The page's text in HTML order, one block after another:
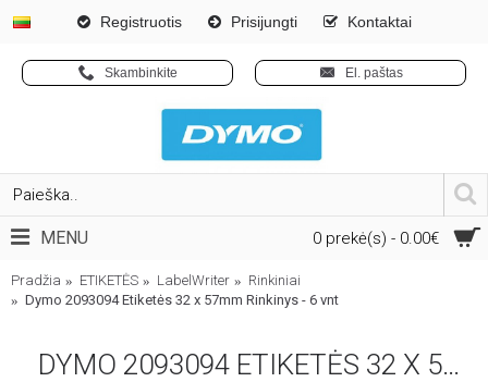
Registruotis Prisijungti Kontaktai
Skambinkite El. paštas
0 prekė(s) - 0.00€
MENU
Pradžia ETIKETĖS LabelWriter
Rinkiniai
Dymo 2093094 Etiketės 32 x 57mm Rinkinys - 6 vnt
DYMO 2093094 ETIKETĖS 32 X 57MM RINKINYS - 6 VNT